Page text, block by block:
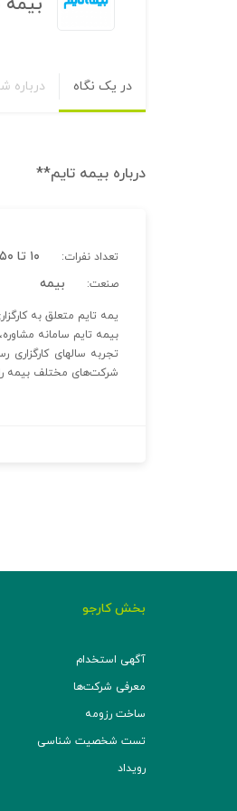
در یک نگاه درباره
درباره بیمه تایم**
تعداد نفرات: ۱۰ تا ۵۰ نفر
صنعت: بیمه
یمه تایم متعلق به کارگزاری رسمی بیمه بوده که از
بیمه تایم سامانه
تجربه سالهای
شرکت‌های مختلف بیمه را
بخش کارجو
آگهی استخدام
معرفی شرکت‌ها
ساخت رزومه
تست شخصیت شناسی
رویداد